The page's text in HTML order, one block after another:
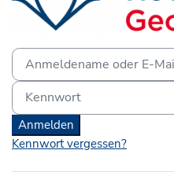
Anmelden
Anmeldename oder E-Mail
Kennwort
Anmelden
Kennwort vergessen?